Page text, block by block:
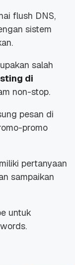
flush DNS,
sistem
salah
di
non-stop.
pesan di
promo
pertanyaan
sampaikan
untuk